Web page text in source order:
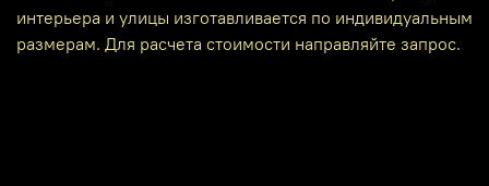
интерьера и улицы изготавливается по индивидуальным
размерам. Для расчета стоимости направляйте запрос.